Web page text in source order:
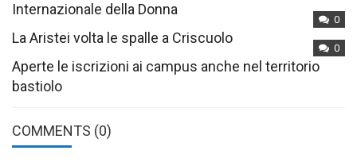
Internazionale della Donna
0
La Aristei volta le spalle a Criscuolo
0
Aperte le iscrizioni ai campus anche nel territorio
bastiolo
COMMENTS (0)